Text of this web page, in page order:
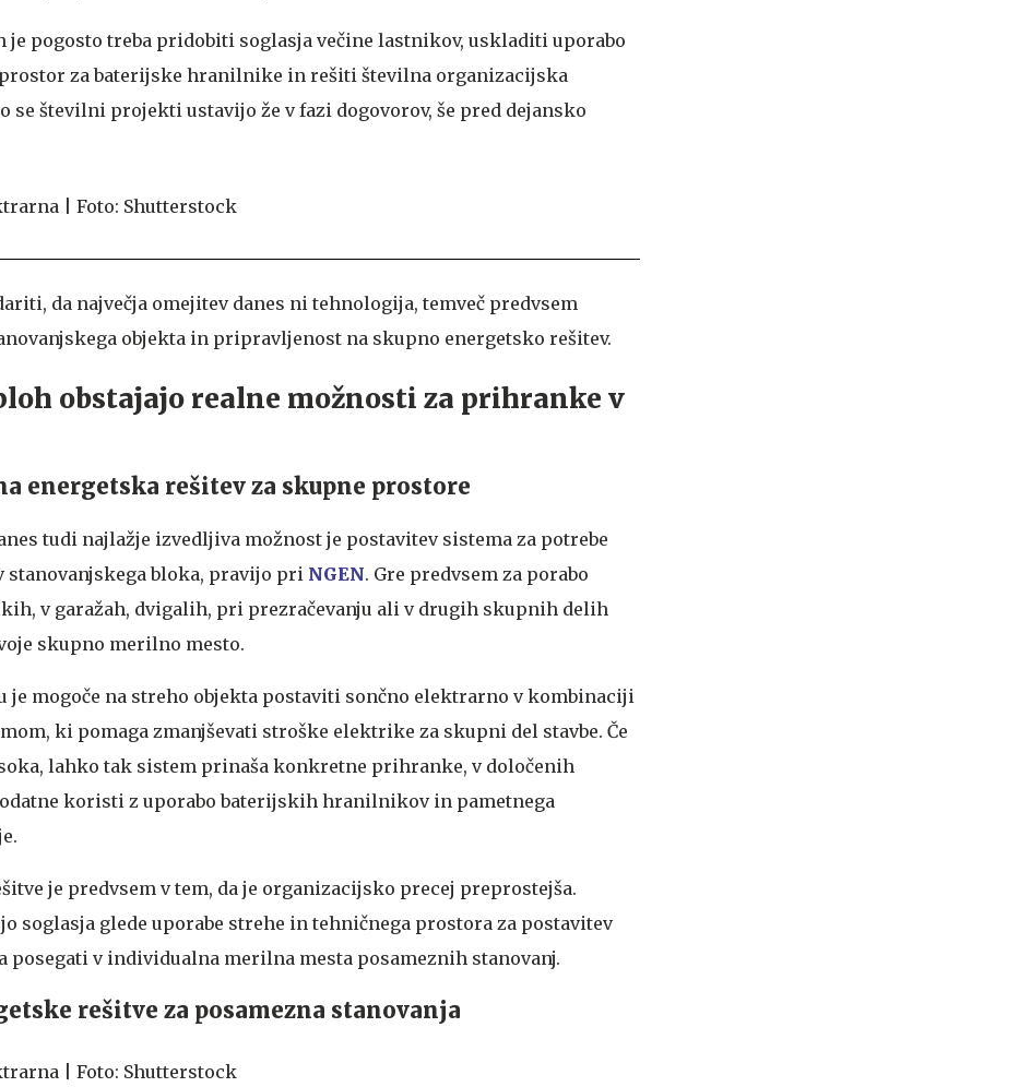
pogosto treba pridobiti soglasja večine lastnikov, uskladiti uporabo
za baterijske hranilnike in rešiti številna organizacijska
se številni projekti ustavijo že v fazi dogovorov, še pred dejansko
da največja omejitev danes ni tehnologija, temveč predvsem
objekta in pripravljenost na skupno energetsko rešitev.
obstajajo realne možnosti za prihranke v
energetska rešitev za skupne prostore
tudi najlažje izvedljiva možnost je postavitev sistema za potrebe
bloka, pravijo pri NGEN. Gre predvsem za porabo
v garažah, dvigalih, pri prezračevanju ali v drugih skupnih delih
skupno merilno mesto.
je mogoče na streho objekta postaviti sončno elektrarno v kombinaciji
ki pomaga zmanjševati stroške elektrike za skupni del stavbe. Če
lahko tak sistem prinaša konkretne prihranke, v določenih
koristi z uporabo baterijskih hranilnikov in pametnega
je predvsem v tem, da je organizacijsko precej preprostejša.
soglasja glede uporabe strehe in tehničnega prostora za postavitev
posegati v individualna merilna mesta posameznih stanovanj.
rešitve za posamezna stanovanja